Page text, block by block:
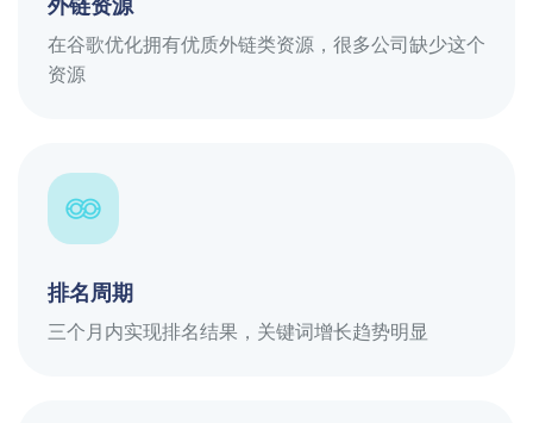
外链资源
在谷歌优化拥有优质外链类资源，很多公司缺少这个
资源
排名周期
三个月内实现排名结果，关键词增长趋势明显